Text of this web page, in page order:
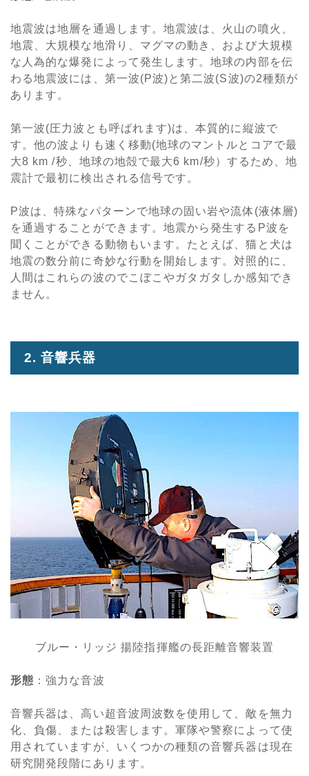
地震波は地層を通過します。地震波は、火山の噴火、
地震、大規模な地滑り、マグマの動き、および大規模
な人為的な爆発によって発生します。地球の内部を伝
わる地震波には、第一波(P波)と第二波(S波)の2種類が
あります。
第一波(圧力波とも呼ばれます)は、本質的に縦波で
す。他の波よりも速く移動(地球のマントルとコアで最
大8 km /秒、地球の地殻で最大6 km/秒）するため、地
震計で最初に検出される信号です。
P波は、特殊なパターンで地球の固い岩や流体(液体層)
を通過することができます。地震から発生するP波を
聞くことができる動物もいます。たとえば、猫と犬は
地震の数分前に奇妙な行動を開始します。対照的に、
人間はこれらの波のでこぼこやガタガタしか感知でき
ません。
2. 音響兵器
ブルー・リッジ 揚陸指揮艦の長距離音響装置
形態 ：強力な音波
音響兵器は、高い超音波周波数を使用して、敵を無力
化、負傷、または殺害します。軍隊や警察によって使
用されていますが、いくつかの種類の音響兵器は現在
研究開発段階にあります。